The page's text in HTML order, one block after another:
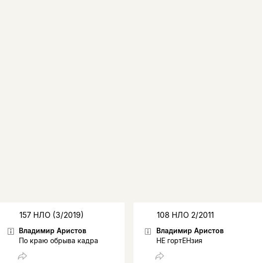
157 НЛО (3/2019)
Владимир Аристов
По краю обрыва кадра
108 НЛО 2/2011
Владимир Аристов
НЕ гортЕНзия